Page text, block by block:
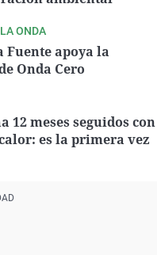
ONDA
Fuente apoya la
Onda Cero
12 meses seguidos con
es la primera vez